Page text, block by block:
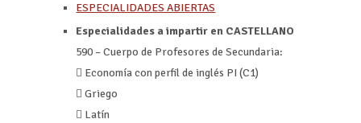
ESPECIALIDADES ABIERTAS
Especialidades a impartir en CASTELLANO
590 – Cuerpo de Profesores de Secundaria:
 Economía con perfil de inglés PI (C1)
 Griego
 Latín